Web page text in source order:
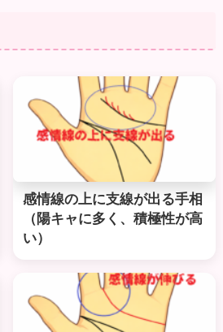
感情線の上に支線が出る手相
（陽キャに多く、積極性が高
い）